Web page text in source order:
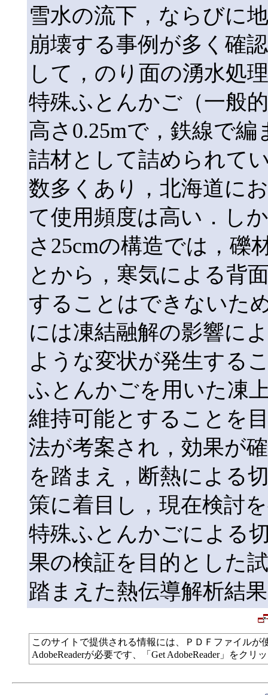
雪水の流下，ならびに
崩壊する事例が多く確
して，のり面の湧水処
特殊ふとんかご（一般
高さ0.25mで，鉄線で
詰材として詰められて
数多くあり，北海道に
て使用頻度は高い．し
さ25cmの構造では，礫
とから，寒気による背
することはできないた
には凍結融解の影響に
ような変状が発生す
ふとんかごを用いた凍
維持可能とすることを
法が考案され，効果が
を踏まえ，断熱による
策に着目し，現在検討
特殊ふとんかごによる
果の検証を目的とした
踏まえた熱伝導解析結
このサイトで提供される情報には、ＰＤＦファイル
AdobeReaderが必要です、「Get AdobeReader」をク